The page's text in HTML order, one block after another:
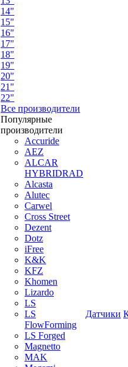
14"
15"
16"
17"
18"
19"
20"
21"
22"
Все производители
Популярные
производители
Accuride
AEZ
ALCAR
HYBRIDRAD
Alcasta
Alutec
Carwel
Cross Street
Dezent
Dotz
iFree
K&K
KFZ
Khomen
Lizardo
LS
LS
FlowForming
LS Forged
Magnetto
MAK
Датчики